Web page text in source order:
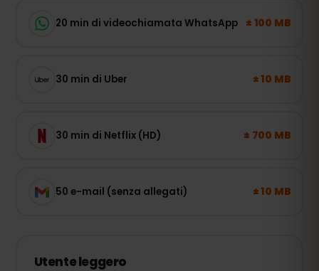
20 min di videochiamata WhatsApp ± 100 MB
30 min di Uber ± 10 MB
30 min di Netflix (HD) ± 700 MB
50 e-mail (senza allegati) ± 10 MB
Utente leggero